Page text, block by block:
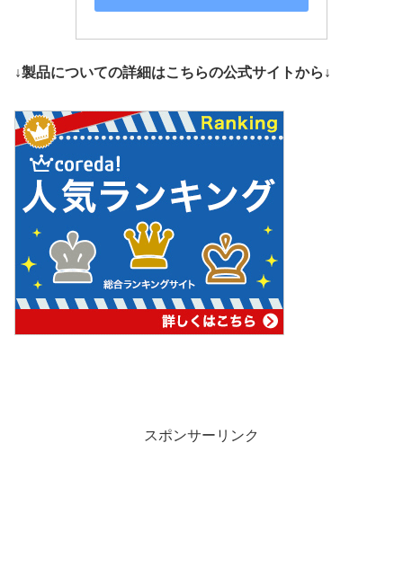
↓製品についての詳細はこちらの公式サイトから↓
スポンサーリンク